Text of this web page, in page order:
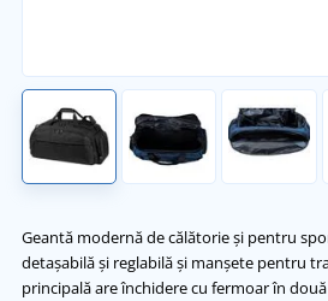
Geantă modernă de călătorie și pentru
detașabilă și reglabilă și manșete pentru
principală are închidere cu fermoar în